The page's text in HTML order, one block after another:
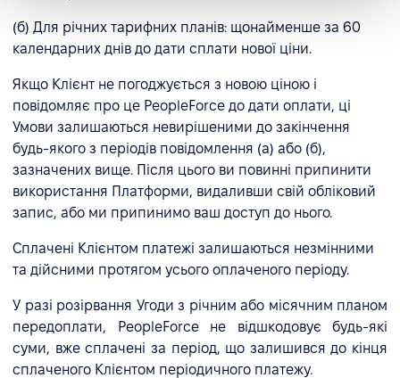
(б) Для річних тарифних планів: щонайменше за 60
календарних днів до дати сплати нової ціни.
Якщо Клієнт не погоджується з новою ціною і
повідомляє про це PeopleForce до дати оплати, ці
Умови залишаються невирішеними до закінчення
будь-якого з періодів повідомлення (а) або (б),
зазначених вище. Після цього ви повинні припинити
використання Платформи, видаливши свій обліковий
запис, або ми припинимо ваш доступ до нього.
Сплачені Клієнтом платежі залишаються незмінними
та дійсними протягом усього оплаченого періоду.
У разі розірвання Угоди з річним або місячним планом
передоплати, PeopleForce не відшкодовує будь-які
суми, вже сплачені за період, що залишився до кінця
сплаченого Клієнтом періодичного платежу.